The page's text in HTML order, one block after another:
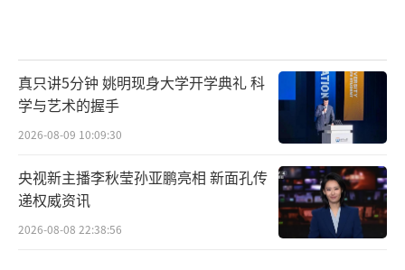
真只讲5分钟 姚明现身大学开学典礼 科
学与艺术的握手
2026-08-09 10:09:30
央视新主播李秋莹孙亚鹏亮相 新面孔传
递权威资讯
2026-08-08 22:38:56